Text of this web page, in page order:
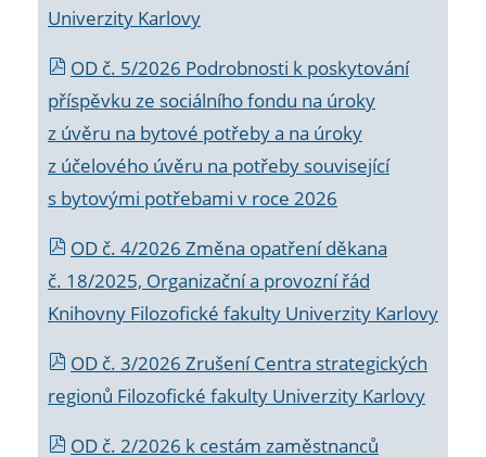
Univerzity Karlovy
OD č. 5/2026 Podrobnosti k poskytování
příspěvku ze sociálního fondu na úroky
z úvěru na bytové potřeby a na úroky
z účelového úvěru na potřeby související
s bytovými potřebami v roce 2026
OD č. 4/2026 Změna opatření děkana
č. 18/2025, Organizační a provozní řád
Knihovny Filozofické fakulty Univerzity Karlovy
OD č. 3/2026 Zrušení Centra strategických
regionů Filozofické fakulty Univerzity Karlovy
OD č. 2/2026 k cestám zaměstnanců